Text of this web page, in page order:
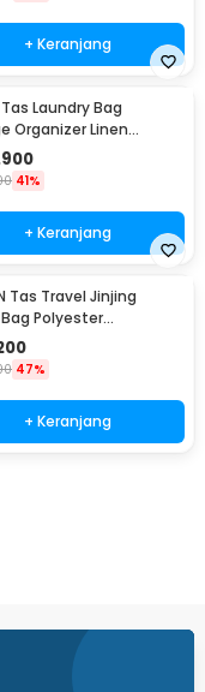
+ Keranjang
Laundry Bag
Organizer Linen
with Handle - E90
41%
+ Keranjang
Tas Travel Jinjing
Polyester
- X75
47%
+ Keranjang